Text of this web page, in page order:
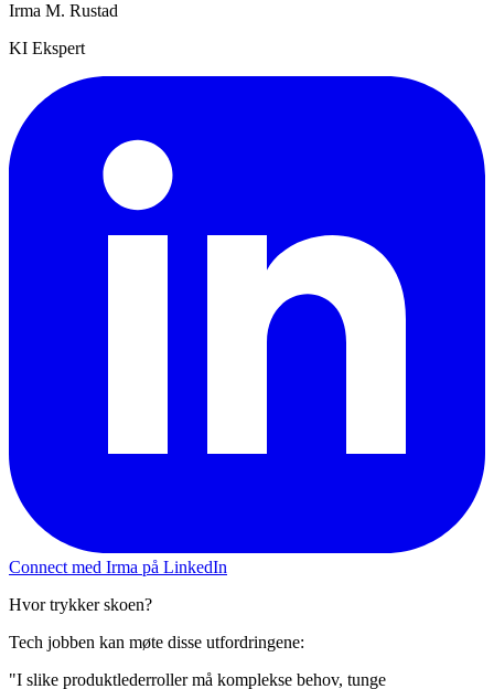
Irma M. Rustad
KI Ekspert
Connect med Irma på LinkedIn
Hvor trykker skoen?
Tech jobben kan møte disse utfordringene:
"I slike produktlederroller må komplekse behov, tunge